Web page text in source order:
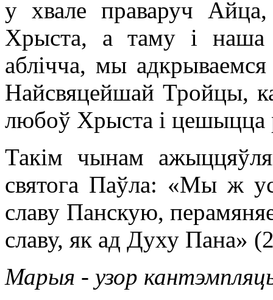
у хвале праваруч
Хрыста, а таму і наша
аблічча, мы
Найсвяцейшай Тройцы,
любоў Хрыста і цешыцца
Такім чынам
святога Паўла: «Мы ж
славу Панскую,
славу, як ад Духу Пана»
Марыя - узор